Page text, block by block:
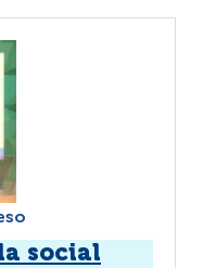
social